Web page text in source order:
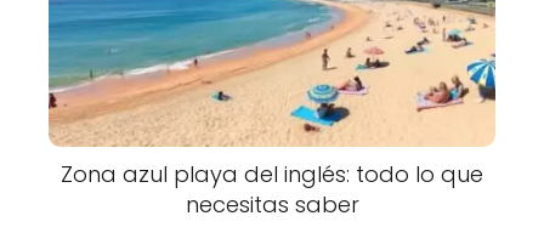
Zona azul playa del inglés: todo lo que
necesitas saber